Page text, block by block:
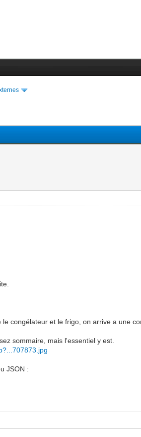
congélateur et le frigo, on arrive a une
sommaire, mais l'essentiel y est.
JSON :